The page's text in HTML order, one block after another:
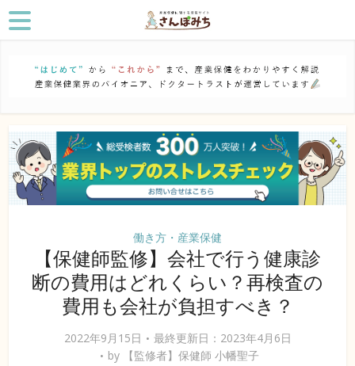
働き方・産業保健
【保健師監修】会社で行う健康診
断の費用はどれくらい？再検査の
費用も会社が負担すべき？
2022年9月15日
最終更新日：2023年4月6日
by
【監修者】保健師 小幡聖子